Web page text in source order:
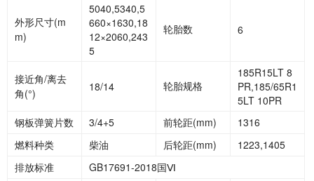
外形尺寸(m
m)
5040,5340,5
660×1630,18
12×2060,243
5
轮胎数 6
接近角/离去
角(°)
18/14 轮胎规格
185R15LT 8
PR,185/65R1
5LT 10PR
钢板弹簧片数
3/4+5 前轮距(mm)
1316
燃料种类
柴油 后轮距(mm)
1223,1405
排放标准
GB17691-2018国Ⅵ